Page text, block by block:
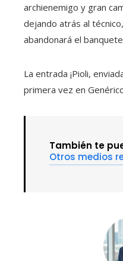
archienemigo y gran
dejando atrás al
abandonará el
La entrada ¡Pioli,
primera vez en
También te
Otros medios